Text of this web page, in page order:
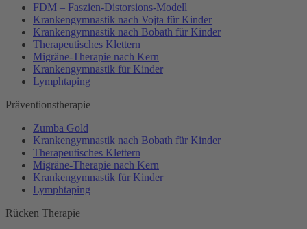
FDM – Faszien-Distorsions-Modell
Krankengymnastik nach Vojta für Kinder
Krankengymnastik nach Bobath für Kinder
Therapeutisches Klettern
Migräne-Therapie nach Kern
Krankengymnastik für Kinder
Lymphtaping
Präventionstherapie
Zumba Gold
Krankengymnastik nach Bobath für Kinder
Therapeutisches Klettern
Migräne-Therapie nach Kern
Krankengymnastik für Kinder
Lymphtaping
Rücken Therapie